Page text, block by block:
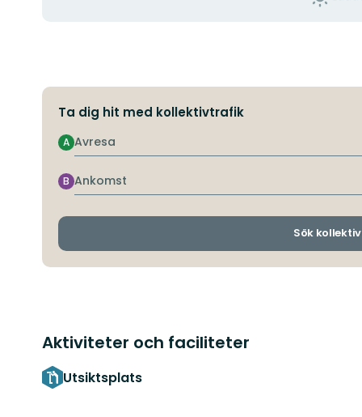
Ta dig hit med kollektivtrafik
Avresa
A
Ankomst
B
Sök
Aktiviteter och faciliteter
Utsiktsplats